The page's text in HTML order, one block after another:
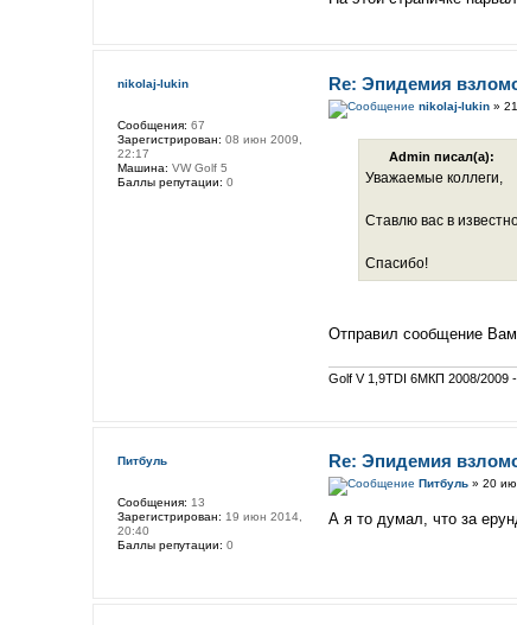
Re: Эпидемия
nikolaj-lukin» 21
Admin писал(а):
Уважаемые коллеги,
Ставлю вас в
Спасибо!
Отправил сообщение Вам
Golf V 1,9TDI 6МКП 2008/2009 -
nikolaj-lukin
Сообщения: 67
Зарегистрирован: 08 июн 2009,
22:17
Машина: VW Golf 5
Баллы репутации: 0
Re: Эпидемия
Питбуль» 20
А я то думал, что за
Питбуль
Сообщения: 13
Зарегистрирован: 19 июн 2014,
20:40
Баллы репутации: 0